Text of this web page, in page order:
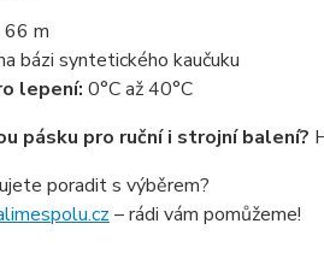
m
bázi syntetického kaučuku
lepení: 0°C až 40°C
pásku pro ruční i strojní balení?
poradit s výběrem?
– rádi vám pomůžeme!